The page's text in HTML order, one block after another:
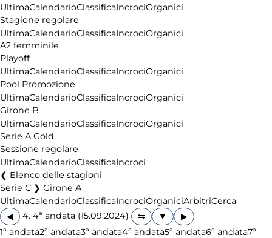
UltimaCalendarioClassificaIncrociOrganici
Stagione regolare
UltimaCalendarioClassificaIncrociOrganici
A2 femminile
Playoff
UltimaCalendarioClassificaIncrociOrganici
Pool Promozione
UltimaCalendarioClassificaIncrociOrganici
Girone B
UltimaCalendarioClassificaIncrociOrganici
Serie A Gold
Sessione regolare
UltimaCalendarioClassificaIncroci
Elenco delle stagioni
Serie C ❯ Girone A
UltimaCalendarioClassificaIncrociOrganiciArbitriCerca
◀
4. 4ª andata (15.09.2024)
▶
1ª andata2ª andata3ª andata4ª andata5ª andata6ª andata7ª